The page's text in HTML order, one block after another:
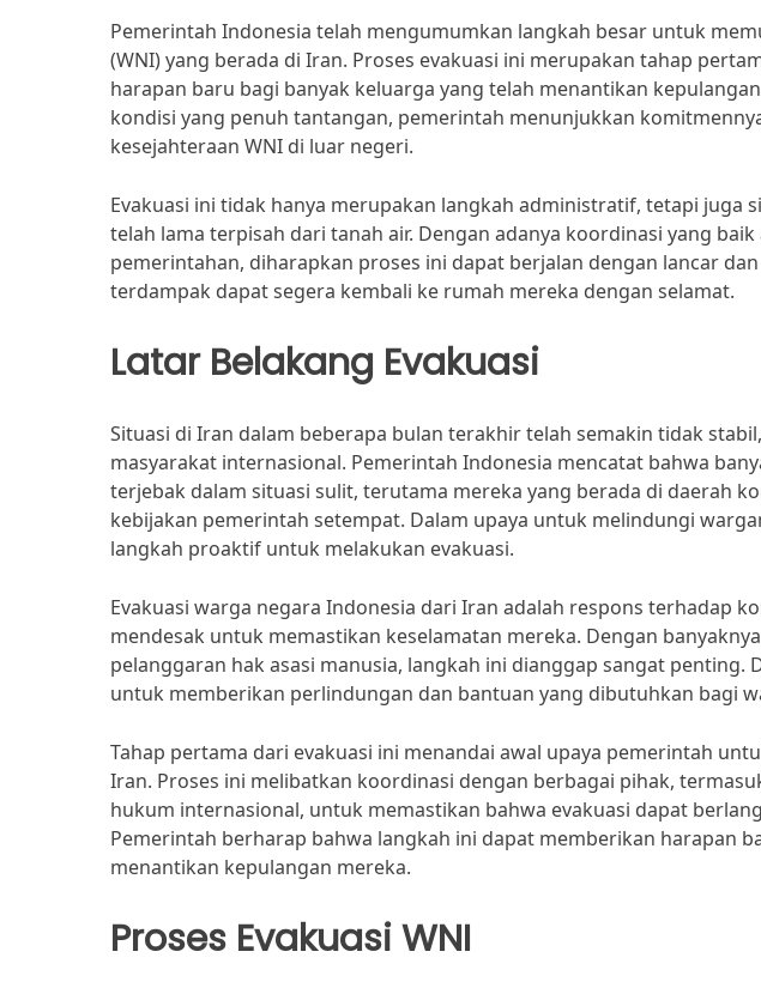
Pemerintah Indonesia telah mengumumkan langkah besar untuk
(WNI) yang berada di Iran. Proses evakuasi ini merupakan tahap
harapan baru bagi banyak keluarga yang telah menantikan
kondisi yang penuh tantangan, pemerintah menunjukkan
kesejahteraan WNI di luar negeri.
Evakuasi ini tidak hanya merupakan langkah administratif, tetapi juga
telah lama terpisah dari tanah air. Dengan adanya koordinasi yang
pemerintahan, diharapkan proses ini dapat berjalan dengan lancar
terdampak dapat segera kembali ke rumah mereka dengan selamat.
Latar Belakang Evakuasi
Situasi di Iran dalam beberapa bulan terakhir telah semakin tidak
masyarakat internasional. Pemerintah Indonesia mencatat bahwa
terjebak dalam situasi sulit, terutama mereka yang berada di daerah
kebijakan pemerintah setempat. Dalam upaya untuk melindungi
langkah proaktif untuk melakukan evakuasi.
Evakuasi warga negara Indonesia dari Iran adalah respons terhadap
mendesak untuk memastikan keselamatan mereka. Dengan
pelanggaran hak asasi manusia, langkah ini dianggap sangat
untuk memberikan perlindungan dan bantuan yang dibutuhkan bagi
Tahap pertama dari evakuasi ini menandai awal upaya pemerintah
Iran. Proses ini melibatkan koordinasi dengan berbagai pihak,
hukum internasional, untuk memastikan bahwa evakuasi dapat
Pemerintah berharap bahwa langkah ini dapat memberikan harapan
menantikan kepulangan mereka.
Proses Evakuasi WNI